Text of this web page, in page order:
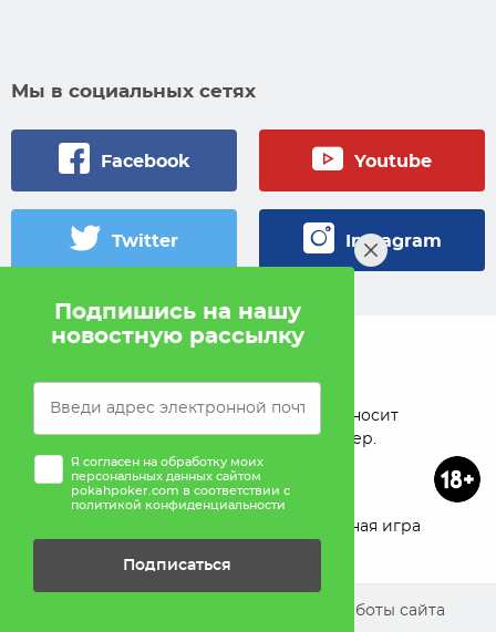
Мы в социальных сетях
Facebook Youtube
Twitter Instagram
Pokah не проводит игры на деньги. Сайт носит
исключительно информационный характер.
Ответственная игра
Мы используем cookies для улучшения работы сайта
Подпишись на нашу
новостную рассылку
Я согласен на обработку моих
персональных данных сайтом
pokahpoker.com в соответствии с
политикой конфиденциальности
Подписаться